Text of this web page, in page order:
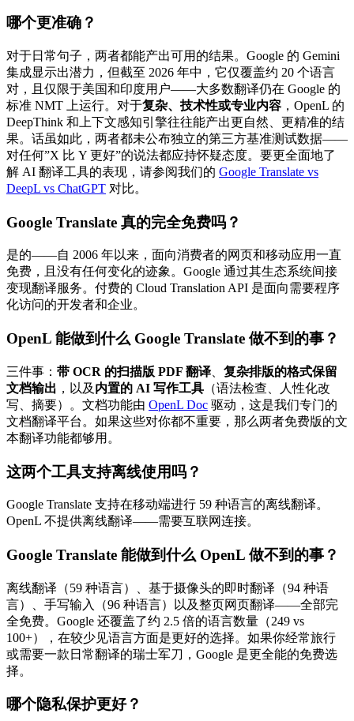
哪个更准确？
对于日常句子，两者都能产出可用的结果。Google 的 Gemini
集成显示出潜力，但截至 2026 年中，它仅覆盖约 20 个语言
对，且仅限于美国和印度用户——大多数翻译仍在 Google 的
标准 NMT 上运行。对于复杂、技术性或专业内容 ，OpenL 的
DeepThink 和上下文感知引擎往往能产出更自然、更精准的结
果。话虽如此，两者都未公布独立的第三方基准测试数据——
对任何”X 比 Y 更好”的说法都应持怀疑态度。要更全面地了
解 AI 翻译工具的表现，请参阅我们的 Google Translate vs
DeepL vs ChatGPT 对比。
Google Translate 真的完全免费吗？
是的——自 2006 年以来，面向消费者的网页和移动应用一直
免费，且没有任何变化的迹象。Google 通过其生态系统间接
变现翻译服务。付费的 Cloud Translation API 是面向需要程序
化访问的开发者和企业。
OpenL 能做到什么 Google Translate 做不到的事？
三件事： 带 OCR 的扫描版 PDF 翻译
复杂排版的格式保留
文档输出 ，以及 内置的 AI 写作工具 （语法检查、人性化改
写、摘要）。文档功能由 OpenL Doc 驱动，这是我们专门的
文档翻译平台。如果这些对你都不重要，那么两者免费版的文
本翻译功能都够用。
这两个工具支持离线使用吗？
Google Translate 支持在移动端进行 59 种语言的离线翻译。
OpenL 不提供离线翻译——需要互联网连接。
Google Translate 能做到什么 OpenL 做不到的事？
离线翻译（59 种语言）、基于摄像头的即时翻译（94 种语
言）、手写输入（96 种语言）以及整页网页翻译——全部完
全免费。Google 还覆盖了约 2.5 倍的语言数量（249 vs
100+），在较少见语言方面是更好的选择。如果你经常旅行
或需要一款日常翻译的瑞士军刀，Google 是更全能的免费选
择。
哪个隐私保护更好？